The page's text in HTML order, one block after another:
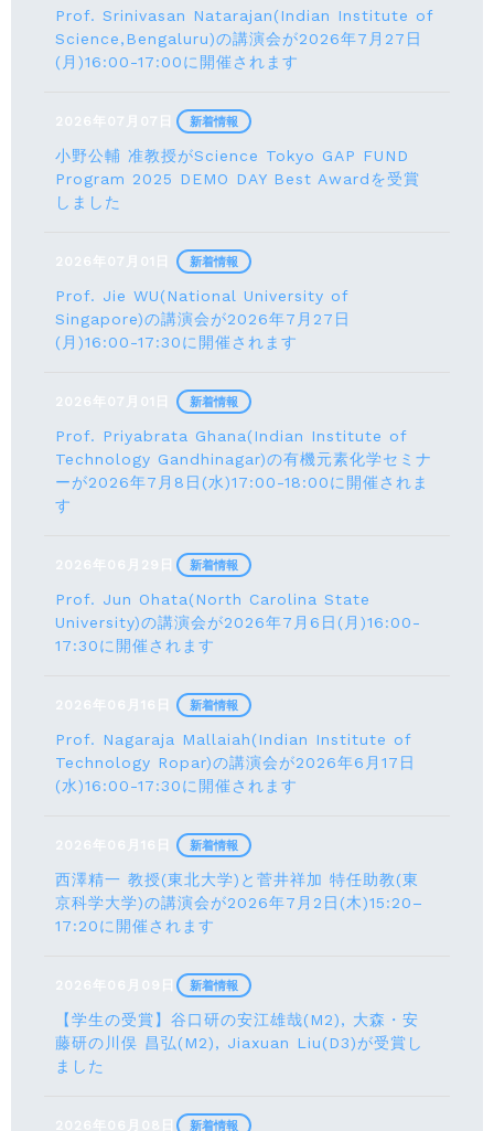
Prof. Srinivasan Natarajan(Indian Institute of
Science,Bengaluru)の講演会が2026年7月27⽇
(月)16:00-17:00に開催されます
2026年07月07日
小野公輔 准教授がScience Tokyo GAP FUND
Program 2025 DEMO DAY Best Awardを受賞
しました
新着情報
2026年07月01日
Prof. Jie WU(National University of
Singapore)の講演会が2026年7月27日
(月)16:00-17:30に開催されます
新着情報
2026年07月01日
Prof. Priyabrata Ghana(Indian Institute of
Technology Gandhinagar)の有機元素化学セミナ
ーが2026年7月8日(水)17:00-18:00に開催されま
す
新着情報
2026年06月29日
Prof. Jun Ohata(North Carolina State
University)の講演会が2026年7月6日(月)16:00-
17:30に開催されます
新着情報
2026年06月16日
Prof. Nagaraja Mallaiah(Indian Institute of
Technology Ropar)の講演会が2026年6月17⽇
(水)16:00-17:30に開催されます
新着情報
2026年06月16日
西澤精一 教授(東北大学)と菅井祥加 特任助教(東
京科学大学)の講演会が2026年7月2日(木)15:20–
17:20に開催されます
新着情報
2026年06月09日
【学生の受賞】谷口研の安江雄哉(M2), 大森・安
藤研の川俣 昌弘(M2), Jiaxuan Liu(D3)が受賞し
ました
新着情報
2026年06月08日 新着情報